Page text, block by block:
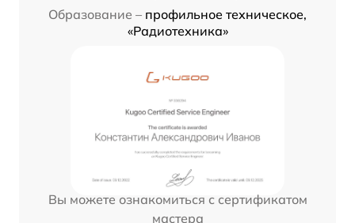
Образование – профильное техническое,
«Радиотехника»
Вы можете ознакомиться с сертификатом
мастера